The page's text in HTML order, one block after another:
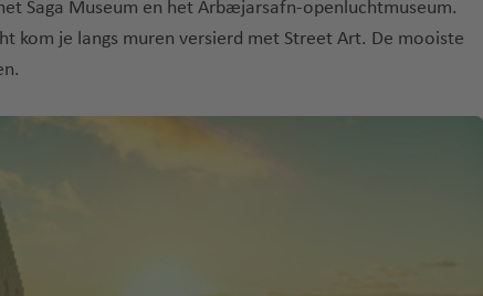
Saga Museum en het Árbæjarsafn-openluchtmuseum.
kom je langs muren versierd met Street Art. De mooiste